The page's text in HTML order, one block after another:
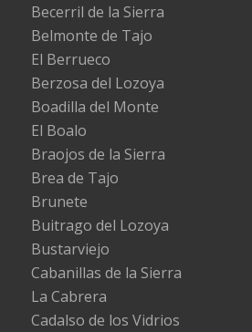
Becerril de la Sierra
Belmonte de Tajo
El Berrueco
Berzosa del Lozoya
Boadilla del Monte
El Boalo
Braojos de la Sierra
Brea de Tajo
Brunete
Buitrago del Lozoya
Bustarviejo
Cabanillas de la Sierra
La Cabrera
Cadalso de los Vidrios